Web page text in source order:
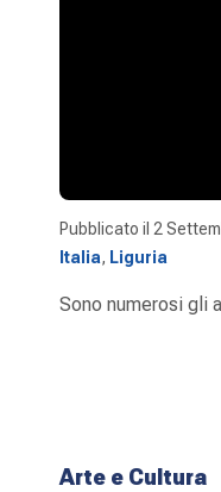
Pubblicato il 2
Italia, Liguria
Sono numerosi gli
Arte e Cultura